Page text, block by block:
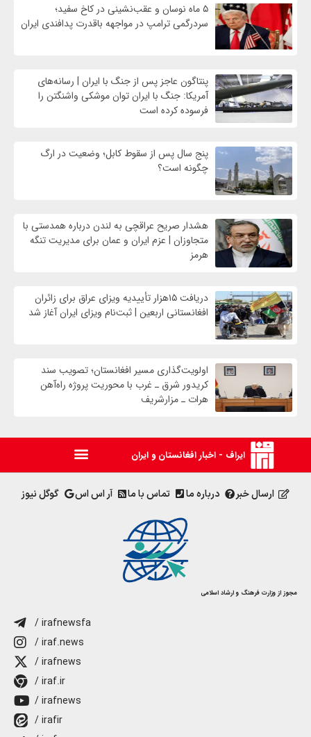
۵ ماه نوسان و عقب‌نشینی در کاخ سفید؛
سردرگمی ترامپ در مواجهه باقدرت پدافندی ایران
پنتاگون عاجز پس از جنگ با ایران | رسانه‌های
آمریکا: جنگ با ایران توان موشکی واشنگتن را
فرسوده کرده است
پنج سال پس از سقوط کابل؛ وضعیت در ارگ
چگونه است؟
هشدار صریح عراقچی به لندن درباره همدستی با
متجاوزان | عزم ایران و عمان برای مدیریت تنگه
هرمز
دریافت ۱۵هزار تأییدیه ویزای عراق برای زائران
افغانستانی اربعین | ثبت‌نام ویزای ایران آغاز شد
اولویت‌گذاری مسیر افغانستان؛ تصویب سند
کریدور شرق ـ غرب با محوریت پروژه راه‌آهن
هرات ـ مزارشریف
ایراف - اخبار افغانستان و ایران
ارسال خبر درباره ما تماس با ما آر اس اس گوگل نیوز
مجوز از وزارت فرهنگ و ارشاد اسلامی
/ irafnewsfa
/ iraf.news
/ irafnews
/ iraf.ir
/ irafnews
/ irafir